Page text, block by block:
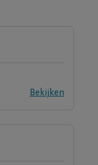
Bekijken